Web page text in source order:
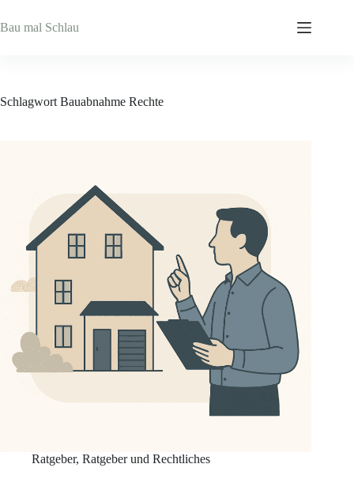
Inhalt
springen
Bau mal Schlau
Schlagwort Bauabnahme Rechte
Ratgeber, Ratgeber und Rechtliches